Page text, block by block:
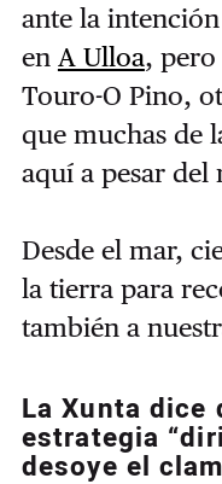
ante la
en A Ulloa, pero
Touro-O Pino,
que muchas de
aquí a pesar del
Desde el mar,
la tierra para
también a
La Xunta dice
estrategia
desoye el